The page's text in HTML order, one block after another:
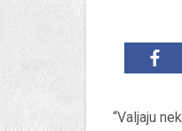
“Valjaju